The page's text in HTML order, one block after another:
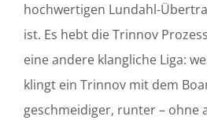
hochwertigen Lundahl-
ist. Es hebt die Trinnov
eine andere klangliche Liga:
klingt ein Trinnov mit dem
geschmeidiger, runter – ohne